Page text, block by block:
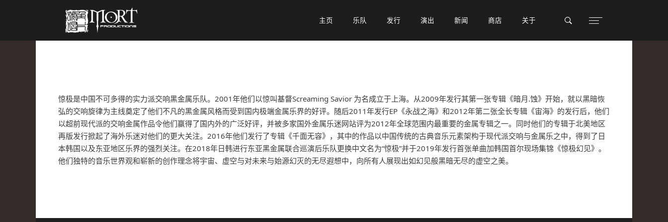
主页
主页 乐队
乐队 发行
发行 演出
演出 新闻
新闻 商店
商店 关于
关于
惊极是中国不可多得的实力派交响黑金属乐队。2001年他们以惊叫基督Screaming Savior 为名成立于上海。从2009年发行其第一张专辑《暗月.蚀》开始，就以黑暗恢
弘的交响旋律为主线奠定了他们不凡的黑金属风格而受到国内极端金属乐界的好评。随后2011年发行EP《永战之海》和2012年第二张全长专辑《宙海》的发行后，他们
以超前现代派的交响金属作品令他们赢得了国内外的广泛好评，并被多家国外金属乐迷网站评为2012年全球范围内最重要的金属专辑之一。同时他们的专辑于北美地区
再版发行掀起了海外乐迷对他们的更大关注。2016年他们发行了专辑《千面无容》，其中的作品以中国传统的古典音乐元素架构于现代派交响与金属乐之中，得到了日
本韩国以及东亚地区乐界的强烈关注。在2018年日韩进行东亚黑金属联合巡演后乐队更换中文名为“惊极”并于2019年发行首张单曲加韩国首尔现场集锦《惊极幻见》。
他们独特的音乐世界观和崭新的创作理念将宇宙、虚空与对未来与始源幻灭的无尽遐想中，向所有人展现出如幻见般黑暗无尽的虚空之美。